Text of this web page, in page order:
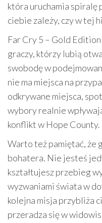
która uruchamia spiralę
ciebie zależy, czy w tej
Far Cry 5 – Gold
graczy, którzy lubią
swobodę w
nie ma miejsca na
odkrywane miejsca,
wybory realnie
konflikt w Hope County.
Warto też pamiętać, że
bohatera. Nie jesteś
kształtujesz przebieg
wyzwaniami świata w
kolejna misja przybliża
przeradza się w